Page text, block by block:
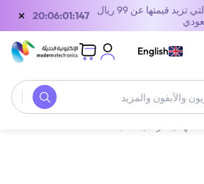
توصيل مجاني للطلبات التي تزيد قيمتها عن 99 ريال
19:06:01:147
×
English